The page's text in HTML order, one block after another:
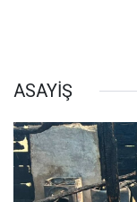
ASAYİŞ